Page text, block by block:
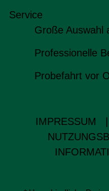
Service
Große Auswahl
Professionelle
Probefahrt vor
IMPRESSUM